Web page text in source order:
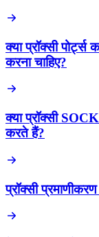
क्या प्रॉक्सी
करना चाहिए?
क्या प्रॉक्सी
करते हैं?
प्रॉक्सी